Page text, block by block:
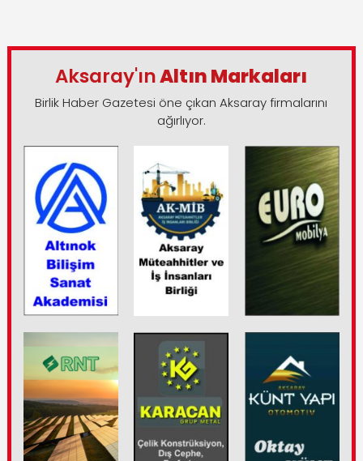
Aksaray'ınAltın Markaları
Birlik Haber Gazetesi öne çıkan Aksaray firmalarını
ağırlıyor.